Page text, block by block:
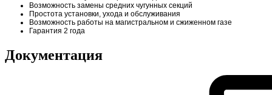
Возможность замены средних чугунных секций
Простота установки, ухода и обслуживания
Возможность работы на магистральном и сжиженном газе
Гарантия 2 года
Документация